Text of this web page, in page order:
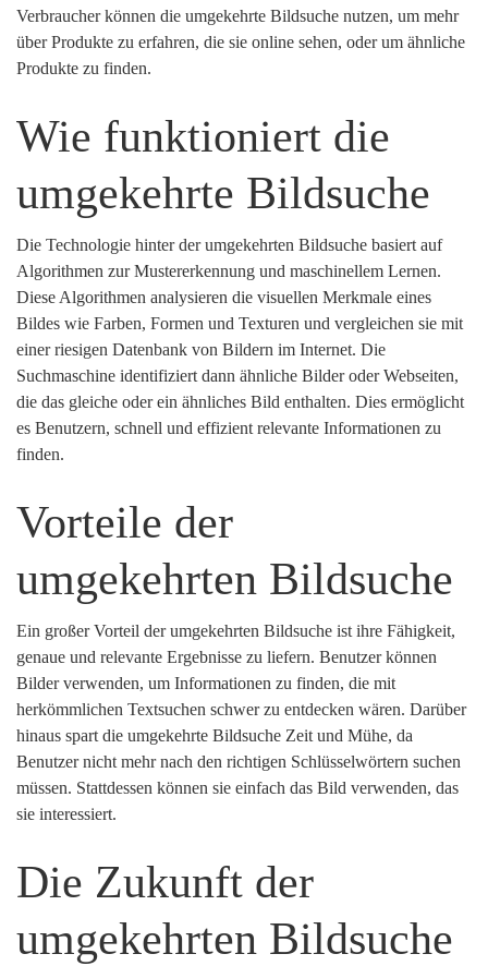
Verbraucher können die umgekehrte Bildsuche nutzen, um mehr
über Produkte zu erfahren, die sie online sehen, oder um ähnliche
Produkte zu finden.
Wie funktioniert die
umgekehrte Bildsuche
Die Technologie hinter der umgekehrten Bildsuche basiert auf
Algorithmen zur Mustererkennung und maschinellem Lernen.
Diese Algorithmen analysieren die visuellen Merkmale eines
Bildes wie Farben, Formen und Texturen und vergleichen sie mit
einer riesigen Datenbank von Bildern im Internet. Die
Suchmaschine identifiziert dann ähnliche Bilder oder Webseiten,
die das gleiche oder ein ähnliches Bild enthalten. Dies ermöglicht
es Benutzern, schnell und effizient relevante Informationen zu
finden.
Vorteile der
umgekehrten Bildsuche
Ein großer Vorteil der umgekehrten Bildsuche ist ihre Fähigkeit,
genaue und relevante Ergebnisse zu liefern. Benutzer können
Bilder verwenden, um Informationen zu finden, die mit
herkömmlichen Textsuchen schwer zu entdecken wären. Darüber
hinaus spart die umgekehrte Bildsuche Zeit und Mühe, da
Benutzer nicht mehr nach den richtigen Schlüsselwörtern suchen
müssen. Stattdessen können sie einfach das Bild verwenden, das
sie interessiert.
Die Zukunft der
umgekehrten Bildsuche